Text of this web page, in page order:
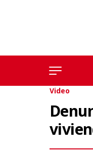
Video